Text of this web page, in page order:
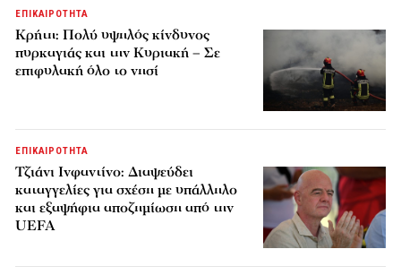
ΕΠΙΚΑΙΡΟΤΗΤΑ
Κρήτη: Πολύ υψηλός κίνδυνος
πυρκαγιάς και την Κυριακή – Σε
επιφυλακή όλο το νησί
ΕΠΙΚΑΙΡΟΤΗΤΑ
Τζιάνι Ινφαντίνο: Διαψεύδει
καταγγελίες για σχέση με υπάλληλο
και εξαψήφια αποζημίωση από την
UEFA